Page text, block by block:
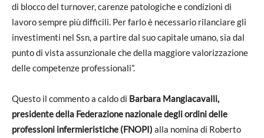
di blocco del turnover, carenze patologiche e condizioni di
lavoro sempre più difficili. Per farlo è necessario rilanciare gli
investimenti nel Ssn, a partire dal suo capitale umano, sia dal
punto di vista assunzionale che della maggiore valorizzazione
delle competenze professionali”.
Questo il commento a caldo di Barbara Mangiacavalli,
presidente della Federazione nazionale degli ordini delle
professioni infermieristiche (FNOPI) alla nomina di Roberto